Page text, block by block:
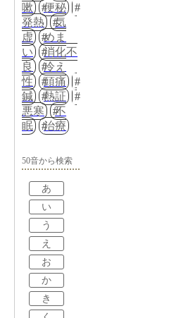
嗽
便秘
発熱
気
虚
めま
い
消化不
良
冷え
性
頭痛
鍼
熱証
悪寒
不
眠
治療
50音から検索
あ
い
う
え
お
か
き